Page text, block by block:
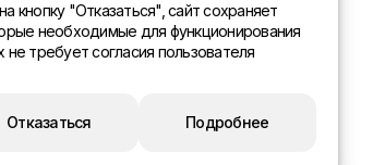
кнопку "Отказаться", сайт сохраняет
необходимые для функционирования
требует согласия пользователя
Отказаться Подробнее